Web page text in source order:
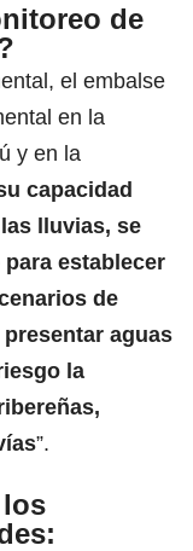
de
el embalse
en la
y en la
capacidad
lluvias, se
establecer
de
aguas
la
”.
los